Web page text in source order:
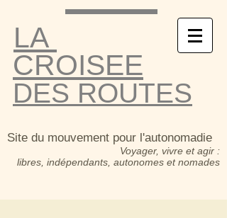
LA
CROISEE
DES ROUTES
Site du mouvement pour l'autonomadie
Voyager, vivre et agir :
libres, indépendants, autonomes et nomades